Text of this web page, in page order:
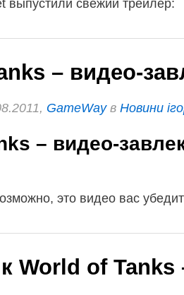
выпустили свежий трейлер:
– видео-
GameWayв Новини
– видео-
это видео вас убедит
World of Tanks